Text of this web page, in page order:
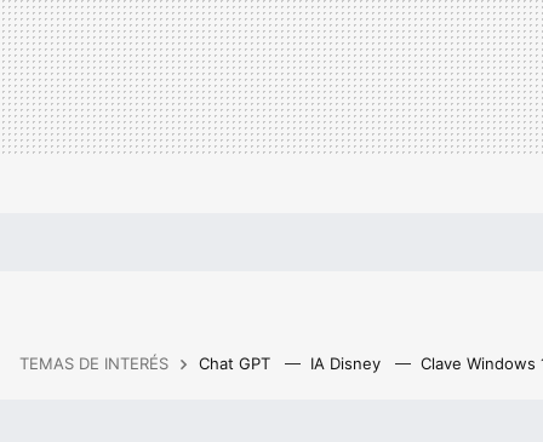
TEMAS DE INTERÉS Chat GPT IA Disney Clave Windows